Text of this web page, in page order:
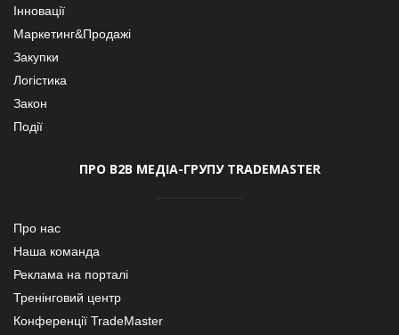
Інновації
Маркетинг&Продажі
Закупки
Логістика
Закон
Події
ПРО В2В МЕДІА-ГРУПУ TRADEMASTER
Про нас
Наша команда
Реклама на порталі
Тренінговий центр
Конференції TradeMaster